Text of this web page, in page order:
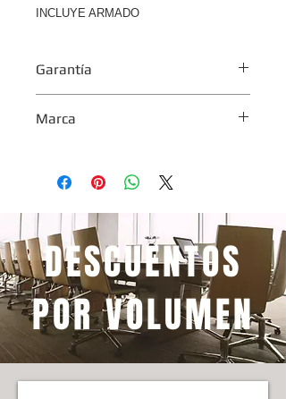
INCLUYE ARMADO
Garantía
Marca
DESCUENTOS
POR VOLUMEN